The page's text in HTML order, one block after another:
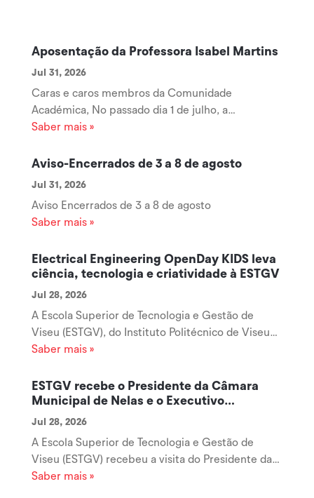
Aposentação da Professora Isabel Martins
Jul 31, 2026
Caras e caros membros da Comunidade
Académica, No passado dia 1 de julho, a
Professora Coordenadora Isabel Martins iniciou
aposentação, encerrando um longo e brilhante
Saber mais »
Aviso-Encerrados de 3 a 8 de agosto
Jul 31, 2026
Aviso Encerrados de 3 a 8 de agosto
Saber mais »
Electrical Engineering OpenDay KIDS leva
ciência, tecnologia e criatividade à ESTGV
Jul 28, 2026
A Escola Superior de Tecnologia e Gestão de
Viseu (ESTGV), do Instituto Politécnico de Viseu
(IPV), está a receber mais uma edição do Electrical
organizada pelo Departamento de Engenharia
Eletrotécnica que reúne dezenas de...
Saber mais »
ESTGV recebe o Presidente da Câmara
Municipal de Nelas e o Executivo
Municipal
Jul 28, 2026
A Escola Superior de Tecnologia e Gestão de
Viseu (ESTGV) recebeu a visita do Presidente da
Câmara Municipal de Nelas e do respetivo
Saber mais »